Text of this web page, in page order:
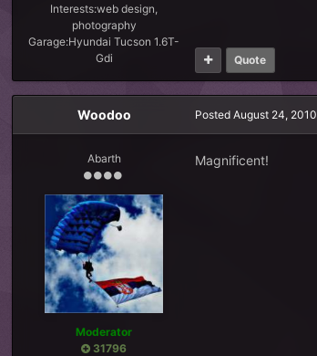
Interests:web design,
photography
Garage:Hyundai Tucson 1.6T-
Gdi
Quote
Woodoo
Abarth
Moderator
31796
PostedAugust 24, 2010
Magnificent!